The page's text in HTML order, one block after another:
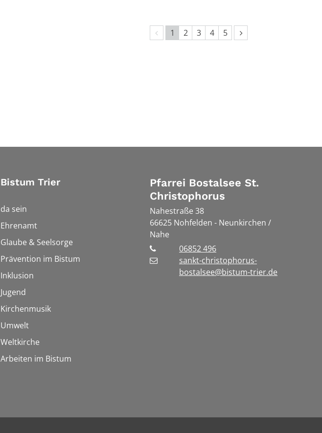
Vorherige Seite
1 2 3 4 5 Nächste Seite
Bistum Trier
da sein
Ehrenamt
Glaube & Seelsorge
Prävention im Bistum
Inklusion
Jugend
Kirchenmusik
Umwelt
Weltkirche
Arbeiten im Bistum
Pfarrei Bostalsee St.
Christophorus
Nahestraße 38
66625 Nohfelden - Neunkirchen /
Nahe
06852 496
sankt-christophorus-
bostalsee@bistum-trier.de